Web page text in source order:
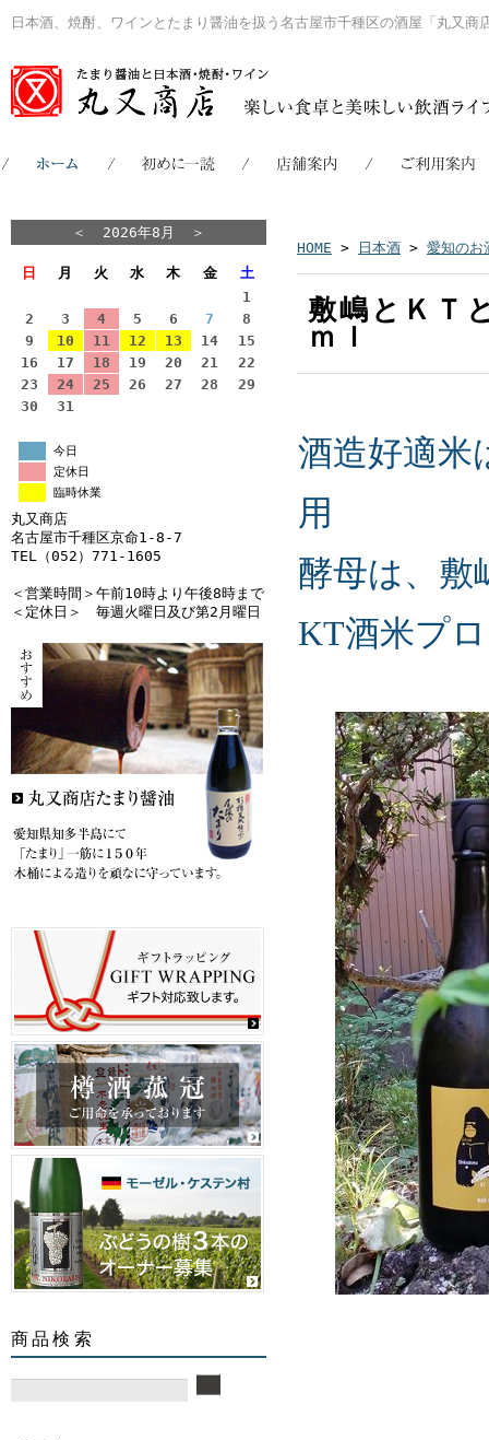
日本酒、焼酎、ワインとたまり醤油を扱う名古屋市千種区の酒屋「丸又商
＜ 2026年8月 ＞
日 月 火 水 木 金 土
1
2
3 4 5 6 7
8
9
10 11 12 13 14
15
16
17 18 19 20 21
22
23
24 25 26 27 28
29
30
31
今日
定休日
臨時休業
丸又商店
名古屋市千種区京命1-8-7
TEL（052）771-1605
＜営業時間＞午前10時より午後8時まで
＜定休日＞ 毎週火曜日及び第2月曜日
商品検索
HOME > 日本酒 > 愛知のお
敷嶋とＫ
ｍｌ
酒造好適米
用
酵母は、敷
KT酒米プ